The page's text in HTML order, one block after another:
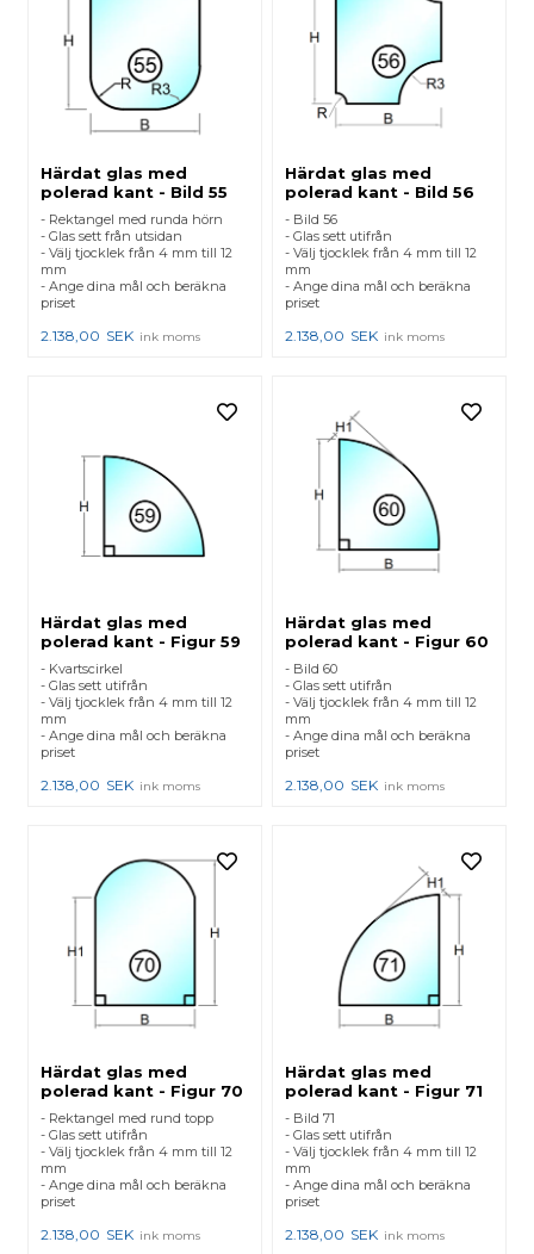
Härdat glas med
polerad kant - Bild 55
- Rektangel med runda hörn
- Glas sett från utsidan
- Välj tjocklek från 4 mm till 12
mm
- Ange dina mål och beräkna
priset
2.138,00 SEK ink moms
Härdat glas med
polerad kant - Bild 56
- Bild 56
- Glas sett utifrån
- Välj tjocklek från 4 mm till 12
mm
- Ange dina mål och beräkna
priset
2.138,00 SEK ink moms
Härdat glas med
polerad kant - Figur 59
- Kvartscirkel
- Glas sett utifrån
- Välj tjocklek från 4 mm till 12
mm
- Ange dina mål och beräkna
priset
2.138,00 SEK ink moms
Härdat glas med
polerad kant - Figur 60
- Bild 60
- Glas sett utifrån
- Välj tjocklek från 4 mm till 12
mm
- Ange dina mål och beräkna
priset
2.138,00 SEK ink moms
Härdat glas med
polerad kant - Figur 70
- Rektangel med rund topp
- Glas sett utifrån
- Välj tjocklek från 4 mm till 12
mm
- Ange dina mål och beräkna
priset
2.138,00 SEK ink moms
Härdat glas med
polerad kant - Figur 71
- Bild 71
- Glas sett utifrån
- Välj tjocklek från 4 mm till 12
mm
- Ange dina mål och beräkna
priset
2.138,00 SEK ink moms